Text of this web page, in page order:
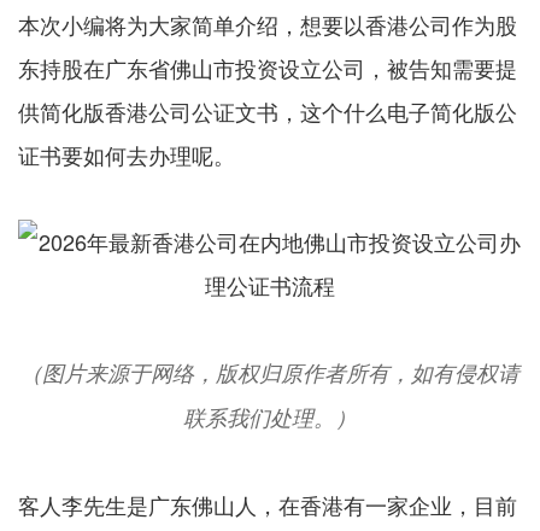
本次小编将为大家简单介绍，想要以香港公司作为股
东持股在广东省佛山市投资设立公司，被告知需要提
供简化版香港公司公证文书，这个什么电子简化版公
证书要如何去办理呢。
（图片来源于网络，版权归原作者所有，如有侵权请
联系我们处理。）
客人李先生是广东佛山人，在香港有一家企业，目前